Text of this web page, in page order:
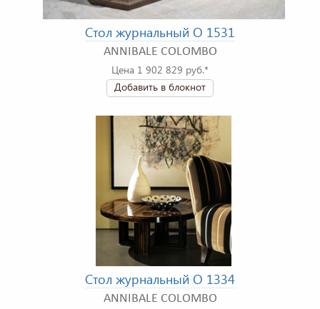
Стол журнальный O 1531
ANNIBALE COLOMBO
Цена 1 902 829 руб.*
Добавить в блокнот
Стол журнальный O 1334
ANNIBALE COLOMBO